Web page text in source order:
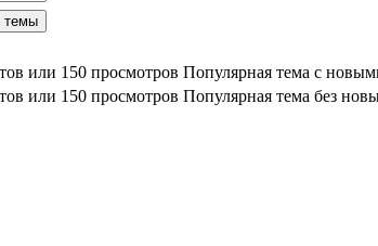
Популярная тема с
Популярная тема без